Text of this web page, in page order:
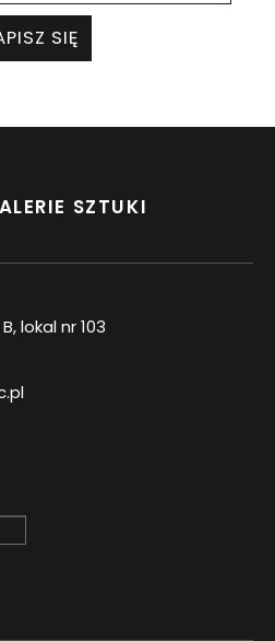
SIĘ
SZTUKI
lokal nr 103